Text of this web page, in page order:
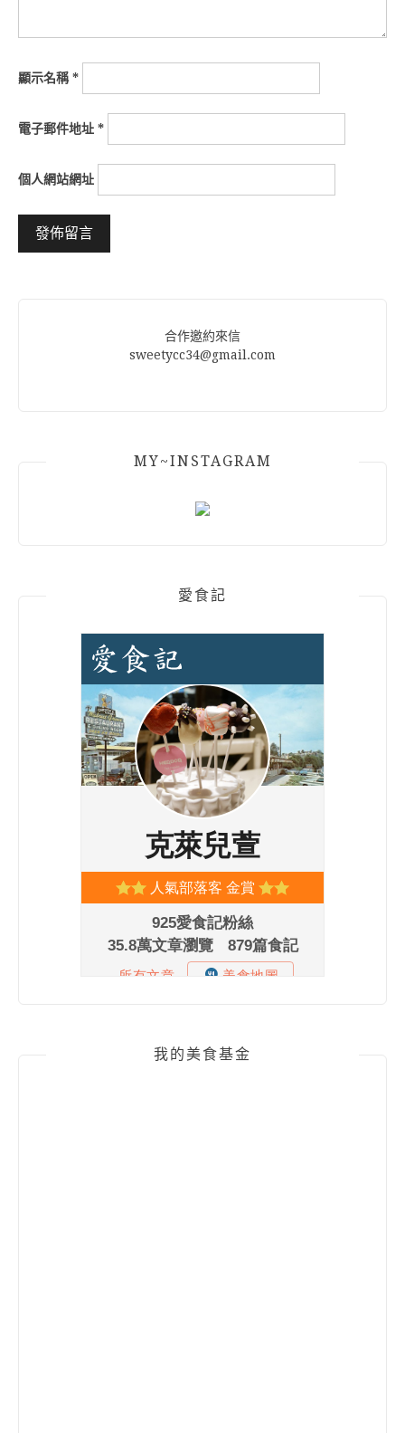
顯示名稱*
電子郵件地址 *
個人網站網址
合作邀約來信
sweetycc34@gmail.com
MY~INSTAGRAM
愛食記
我的美食基金